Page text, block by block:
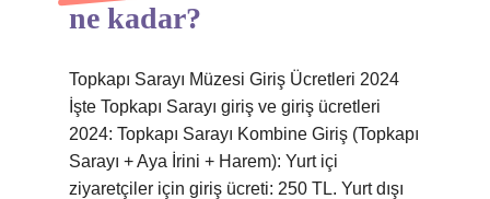
ne kadar?
Topkapı Sarayı Müzesi Giriş Ücretleri 2024
İşte Topkapı Sarayı giriş ve giriş ücretleri
2024: Topkapı Sarayı Kombine Giriş (Topkapı
Sarayı + Aya İrini + Harem): Yurt içi
ziyaretçiler için giriş ücreti: 250 TL. Yurt dışı